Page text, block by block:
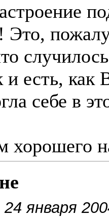
Это,
и есть,
себе в
января